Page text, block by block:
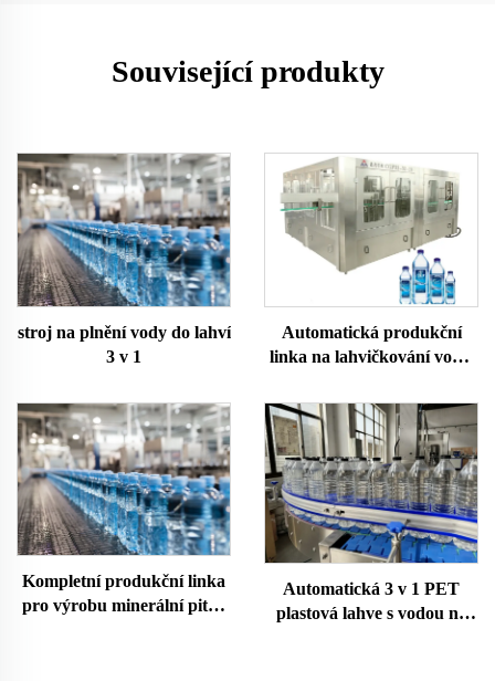
Související produkty
stroj na plnění vody do lahví
3 v 1
Automatická produkční
linka na lahvičkování vody,
minerální pramenité vody
do PET lahví
Kompletní produkční linka
pro výrobu minerální pitné
Automatická 3 v 1 PET
plastová lahve s vodou na